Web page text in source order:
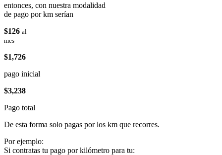
entonces, con nuestra modalidad
de pago por km serían
$126 al
mes
$1,726
pago inicial
$3,238
Pago total
De esta forma solo pagas por los km que recorres.
Por ejemplo:
Si contratas tu pago por kilómetro para tu: